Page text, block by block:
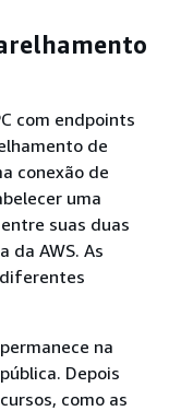
com endpoints
de
conexão de
uma
suas duas
da AWS. As
na
Depois
como as